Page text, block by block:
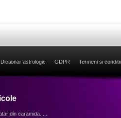
Dictionar astrologic GDPR Termeni si conditii
din caramida. ...